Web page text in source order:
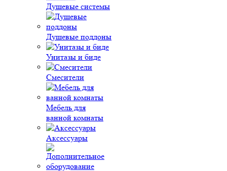
Душевые системы
Душевые поддоны
Унитазы и биде
Смесители
Мебель для
ванной комнаты
Аксессуары